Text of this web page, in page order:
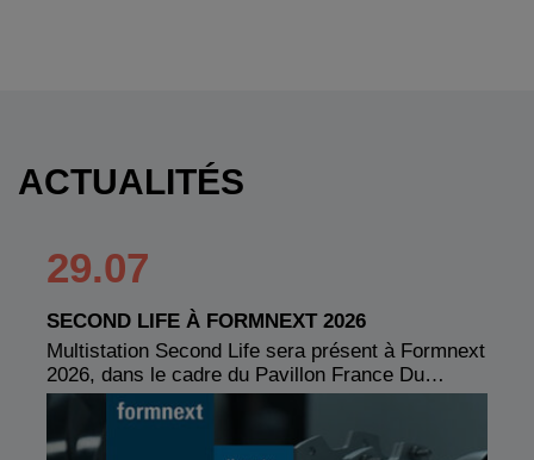
ACTUALITÉS
29.07
SECOND LIFE À FORMNEXT 2026
Multistation Second Life sera présent à Formnext
2026, dans le cadre du Pavillon France Du…